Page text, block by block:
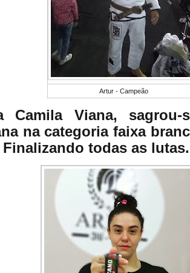
Artur - Campeão
Camila Viana, sagrou-
na categoria faixa
Finalizando todas as lutas.